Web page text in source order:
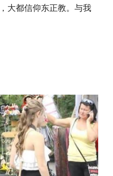
大都信仰东正教。与我